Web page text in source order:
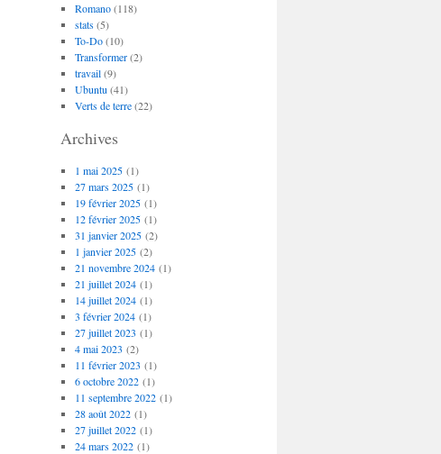
Romano(118)
stats(5)
To-Do(10)
Transformer(2)
travail(9)
Ubuntu (41)
Verts de terre(22)
Archives
1 mai 2025(1)
27 mars 2025(1)
19 février 2025(1)
12 février 2025(1)
31 janvier 2025(2)
1 janvier 2025(2)
21 novembre 2024(1)
21 juillet 2024(1)
14 juillet 2024(1)
3 février 2024(1)
27 juillet 2023 (1)
4 mai 2023 (2)
11 février 2023 (1)
6 octobre 2022(1)
11 septembre 2022(1)
28 août 2022(1)
27 juillet 2022(1)
24 mars 2022(1)